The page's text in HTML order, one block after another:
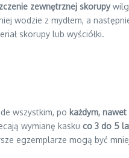
zewnętrznej skorupy
wodzie z mydłem, a
skorupy lub wyściółki.
wszystkim, po każdym,
wymianę kasku co 3 do 5
egzemplarze mogą być